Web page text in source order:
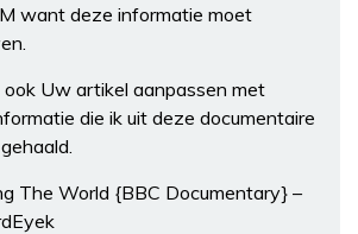
want deze informatie moet
ook Uw artikel aanpassen met
die ik uit deze documentaire
The World {BBC Documentary} –